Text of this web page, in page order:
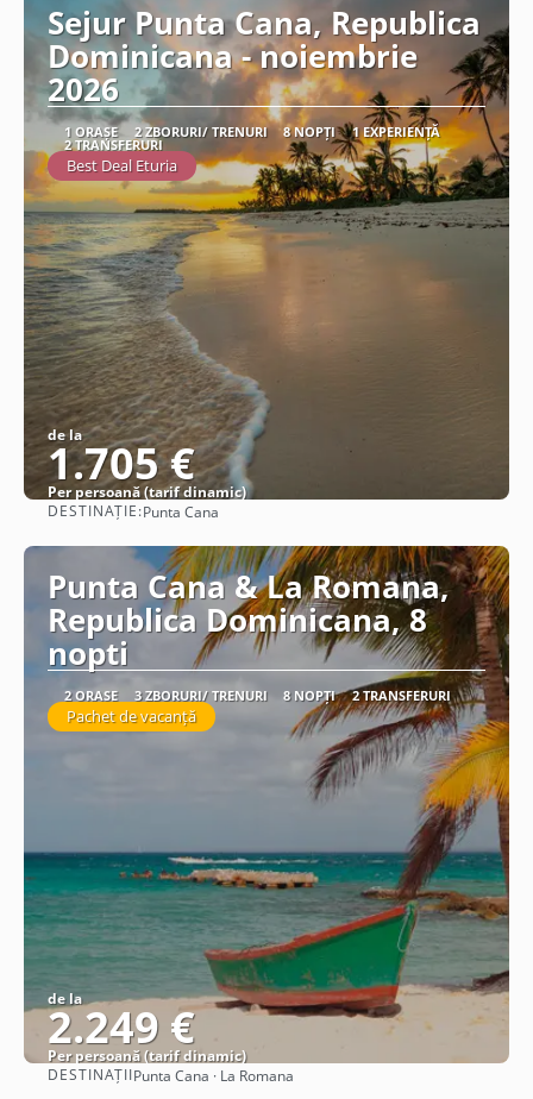
Sejur Punta Cana, Republica
Dominicana - noiembrie
2026
1 ORAȘE 2 ZBORURI/ TRENURI 8 NOPȚI 1 EXPERIENȚĂ
2 TRANSFERURI
Best Deal Eturia
de la
1.705 €
Per persoană (tarif dinamic)
DESTINAȚIE:Punta Cana
Punta Cana & La Romana,
Republica Dominicana, 8
nopti
2 ORAȘE 3 ZBORURI/ TRENURI 8 NOPȚI 2 TRANSFERURI
Pachet de vacanță
de la
2.249 €
Per persoană (tarif dinamic)
Vezi detalii
DESTINAȚIIPunta Cana · La Romana